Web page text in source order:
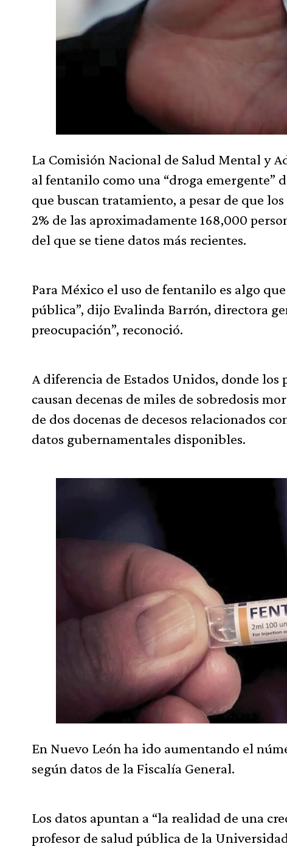
La Comisión Nacional de Salud Mental y
al fentanilo como una “droga emergente”
que buscan tratamiento, a pesar de que
2% de las aproximadamente 168,000
del que se tiene datos más recientes.
Para México el uso de fentanilo es algo
pública”, dijo Evalinda Barrón, directora
preocupación”, reconoció.
A diferencia de Estados Unidos, donde
causan decenas de miles de sobredosis
de dos docenas de decesos relacionados
datos gubernamentales disponibles.
En Nuevo León ha ido aumentando el
según datos de la Fiscalía General.
Los datos apuntan a “la realidad de una
profesor de salud pública de la